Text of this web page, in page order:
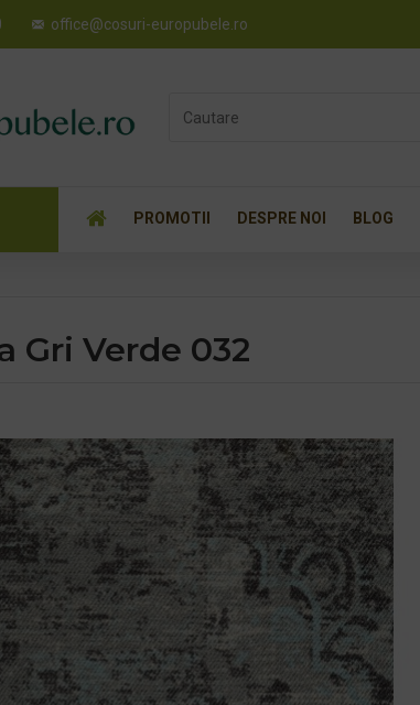
office@cosuri-europubele.ro
PROMOTII DESPRE NOI BLOG
Gri Verde 032